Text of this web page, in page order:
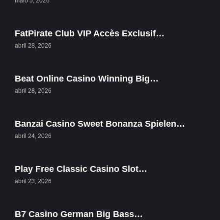
FatPirate Club VIP Accès Exclusif…
abril 28, 2026
Beat Online Casino Winning Big…
abril 28, 2026
Banzai Casino Sweet Bonanza Spielen…
abril 24, 2026
Play Free Classic Casino Slot…
abril 23, 2026
B7 Casino German Big Bass…